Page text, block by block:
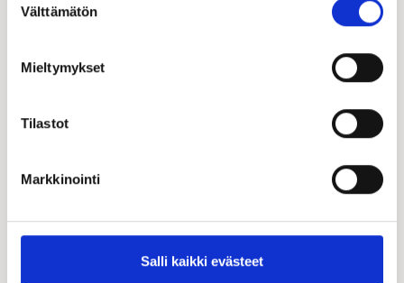
valinta
Välttämätön
Mieltymykset
Tilastot
Markkinointi
Salli kaikki evästeet